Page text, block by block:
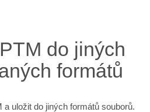
do jiných
formátů
uložit do jiných formátů souborů.